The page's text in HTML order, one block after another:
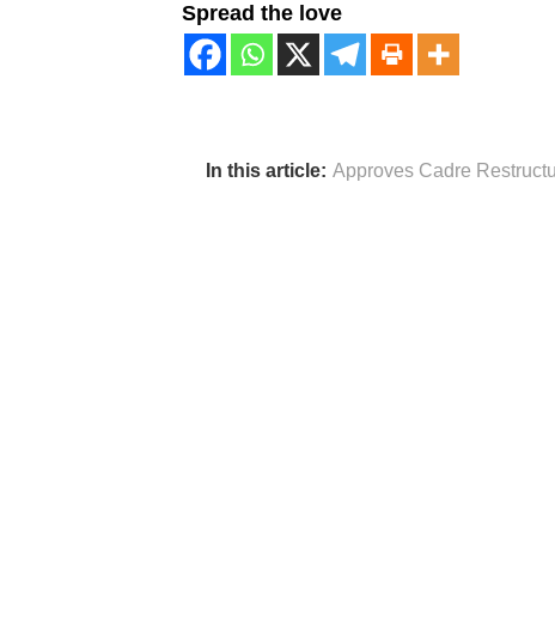
Spread the love
In this article: Approves Cadre